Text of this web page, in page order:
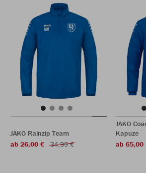
JAKO Rainzip Team
ab 26,00 €
34,99 €
JAKO
Kapuze
ab 65,00